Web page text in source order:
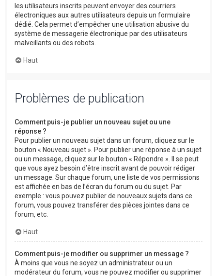
les utilisateurs inscrits peuvent envoyer des courriers
électroniques aux autres utilisateurs depuis un formulaire
dédié. Cela permet d’empêcher une utilisation abusive du
système de messagerie électronique par des utilisateurs
malveillants ou des robots.
Haut
Problèmes de publication
Comment puis-je publier un nouveau sujet ou une
réponse ?
Pour publier un nouveau sujet dans un forum, cliquez sur le
bouton « Nouveau sujet ». Pour publier une réponse à un sujet
ou un message, cliquez sur le bouton « Répondre ». Il se peut
que vous ayez besoin d’être inscrit avant de pouvoir rédiger
un message. Sur chaque forum, une liste de vos permissions
est affichée en bas de l’écran du forum ou du sujet. Par
exemple : vous pouvez publier de nouveaux sujets dans ce
forum, vous pouvez transférer des pièces jointes dans ce
forum, etc.
Haut
Comment puis-je modifier ou supprimer un message ?
À moins que vous ne soyez un administrateur ou un
modérateur du forum, vous ne pouvez modifier ou supprimer